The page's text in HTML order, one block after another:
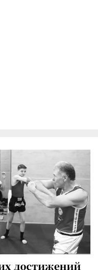
достижений